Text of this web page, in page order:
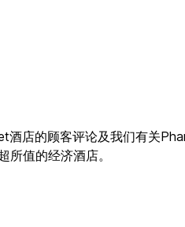
店的顾客评论及我们有关
值的经济酒店。